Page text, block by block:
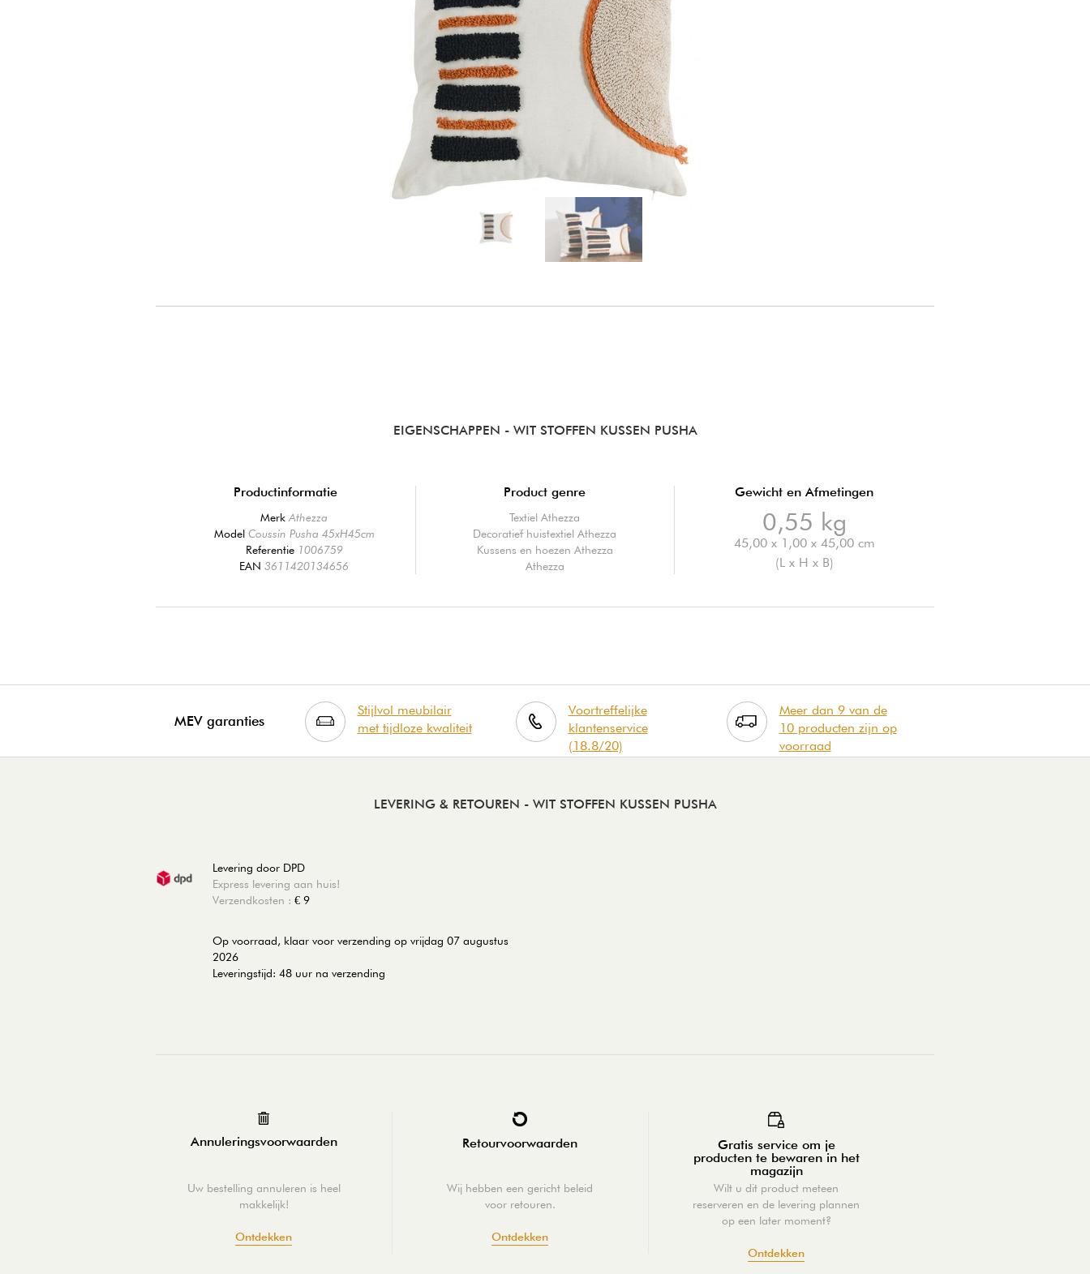
EIGENSCHAPPEN - WIT STOFFEN KUSSEN PUSHA
Productinformatie
MerkAthezza
Model Coussin Pusha 45xH45cm
Referentie 1006759
EAN3611420134656
Product genre
Textiel Athezza
Decoratief huistextiel Athezza
Kussens en hoezen Athezza
Athezza
Gewicht en Afmetingen
0,55 kg
45,00 x 1,00 x 45,00 cm
(L x H x B)
MEV garanties
Stijlvol meubilair
met tijdloze kwaliteit
Voortreffelijke
klantenservice
(18.8/20)
Meer dan 9 van de
10 producten zijn op
voorraad
LEVERING & RETOUREN - WIT STOFFEN KUSSEN PUSHA
Levering door DPD
Express levering aan huis!
Verzendkosten : € 9
Op voorraad, klaar voor verzending op vrijdag 07 augustus
2026
Leveringstijd: 48 uur na verzending
Annuleringsvoorwaarden
Uw bestelling annuleren is heel
makkelijk!
Ontdekken
Retourvoorwaarden
Wij hebben een gericht beleid
voor retouren.
Ontdekken
Gratis service om je
producten te bewaren in het
magazijn
Wilt u dit product meteen
reserveren en de levering plannen
op een later moment?
Ontdekken